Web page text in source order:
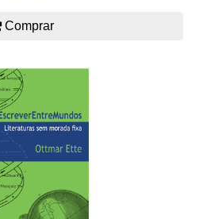
Comprar